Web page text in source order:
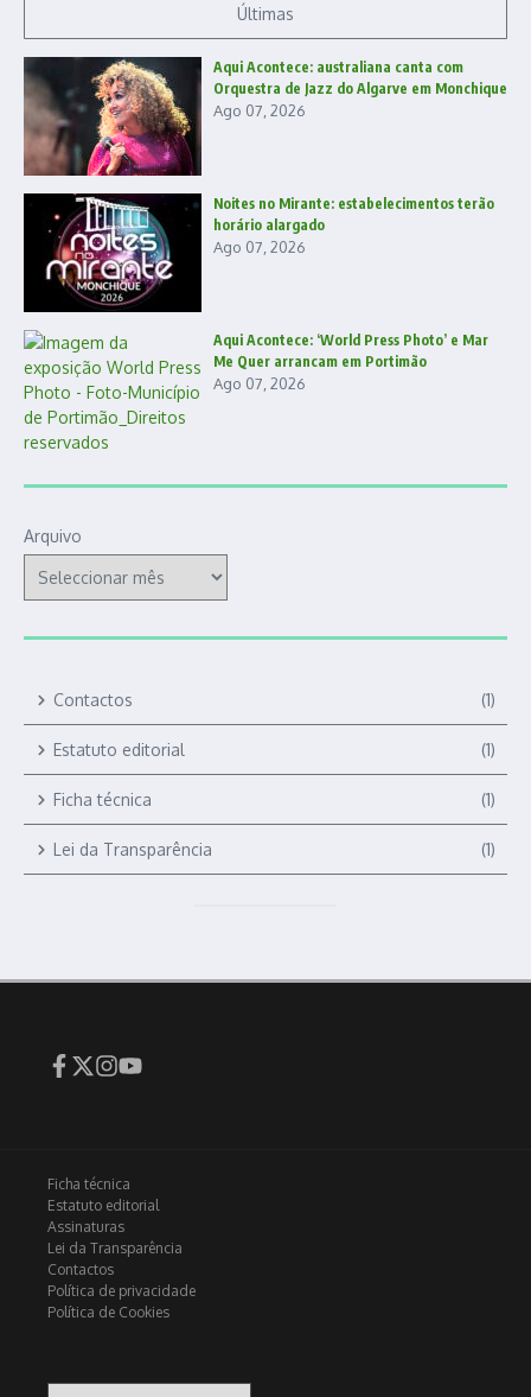
Últimas
Aqui Acontece: australiana canta com
Orquestra de Jazz do Algarve em Monchique
Ago 07, 2026
Noites no Mirante: estabelecimentos terão
horário alargado
Ago 07, 2026
Aqui Acontece: ‘World Press Photo’ e Mar
Me Quer arrancam em Portimão
Ago 07, 2026
Arquivo
Contactos (1)
Estatuto editorial (1)
Ficha técnica (1)
Lei da Transparência (1)
Ficha técnica
Estatuto editorial
Assinaturas
Lei da Transparência
Contactos
Política de privacidade
Política de Cookies